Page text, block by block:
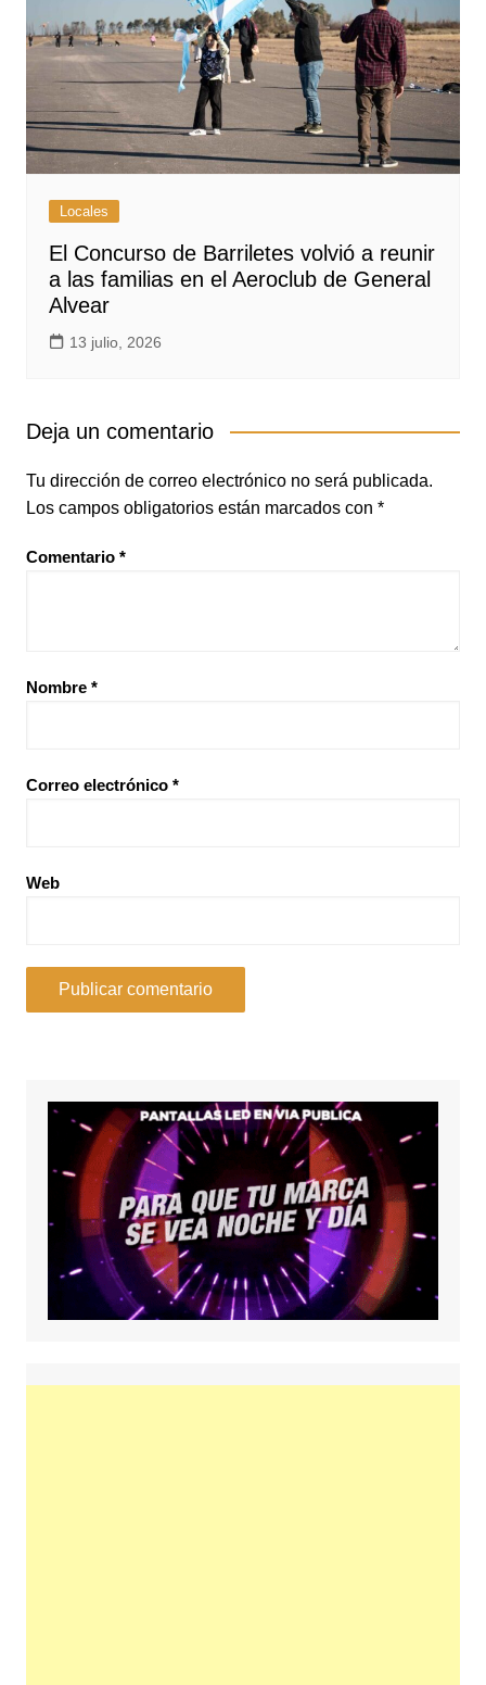
Locales
El Concurso de Barriletes volvió a reunir
a las familias en el Aeroclub de General
Alvear
13 julio, 2026
Deja un comentario
Tu dirección de correo electrónico no será publicada.
Los campos obligatorios están marcados con *
Comentario *
Nombre *
Correo electrónico *
Web